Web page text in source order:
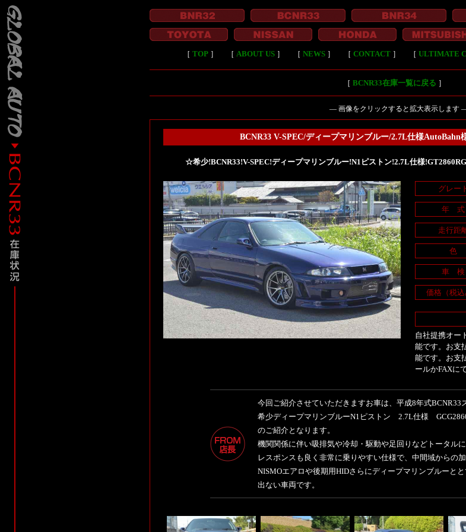
［ TOP］ ［ ABOUT US］ ［ NEWS］ ［ CONTACT］ ［ ULTIMATE
［ BCNR33在庫一覧に戻る ］
― 画像をクリックすると拡大表示します
BCNR33 V-SPEC/ディープマリンブルー/2.7L仕様AutoBahn
☆希少!BCNR33!V-SPEC!ディープマリンブルー!N1ピストン!2.7L仕様
グレー
年 式
走行距
色
車 検
価格（税込
自社提携オー
能です。お支
能です。お支
ールかFAXに
今回ご紹介させていただきますお車は、平成8年式BCNR33
希少ディープマリンブルーN1ピストン 2.7L仕様
のご紹介となります。
機関関係に伴い吸排気や冷却・駆動や足回りなどトータル
レスポンスも良く非常に乗りやすい仕様で、中間域からの
NISMOエアロや後期用HIDさらにディープマリンブルーと
出ない車両です。